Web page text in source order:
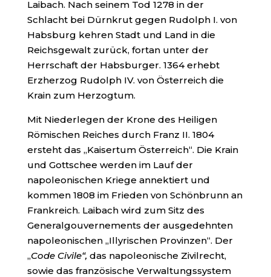
Laibach. Nach seinem Tod 1278 in der
Schlacht bei Dürnkrut gegen Rudolph I. von
Habsburg kehren Stadt und Land in die
Reichsgewalt zurück, fortan unter der
Herrschaft der Habsburger. 1364 erhebt
Erzherzog Rudolph IV. von Österreich die
Krain zum Herzogtum.
Mit Niederlegen der Krone des Heiligen
Römischen Reiches durch Franz II. 1804
ersteht das „Kaisertum Österreich“. Die Krain
und Gottschee werden im Lauf der
napoleonischen Kriege annektiert und
kommen 1808 im Frieden von Schönbrunn an
Frankreich. Laibach wird zum Sitz des
Generalgouvernements der ausgedehnten
napoleonischen „Illyrischen Provinzen“. Der
„Code Civile“, das napoleonische Zivilrecht,
sowie das französische Verwaltungssystem